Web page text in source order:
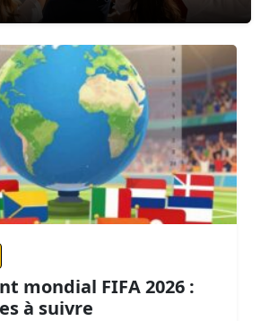
mondial FIFA 2026 :
à suivre